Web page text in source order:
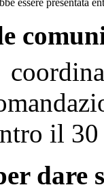
essere presentata
il
dare